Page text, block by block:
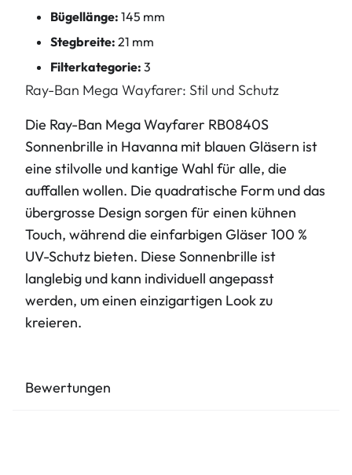
Bügellänge: 145 mm
Stegbreite: 21 mm
Filterkategorie: 3
Ray-Ban Mega Wayfarer: Stil und Schutz
Die Ray-Ban Mega Wayfarer RB0840S
Sonnenbrille in Havanna mit blauen Gläsern ist
eine stilvolle und kantige Wahl für alle, die
auffallen wollen. Die quadratische Form und das
übergrosse Design sorgen für einen kühnen
Touch, während die einfarbigen Gläser 100 %
UV-Schutz bieten. Diese Sonnenbrille ist
langlebig und kann individuell angepasst
werden, um einen einzigartigen Look zu
kreieren.
Bewertungen